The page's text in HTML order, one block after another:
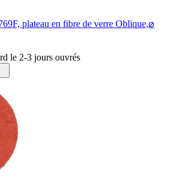
plateau en fibre de verre Oblique,⌀
le 2-3 jours ouvrés